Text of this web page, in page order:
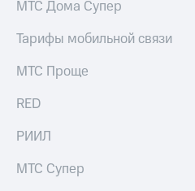
именных
Другое
Регистратор
этика
МТС Дома Супер
Тарифы мобильной связи
МТС Проще
RED
РИИЛ
МТС Супер